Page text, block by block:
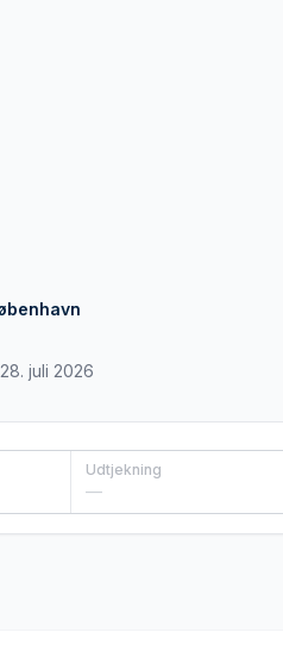
juli 2026
Udtjekning
—